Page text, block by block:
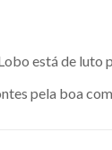
está de luto
pela boa